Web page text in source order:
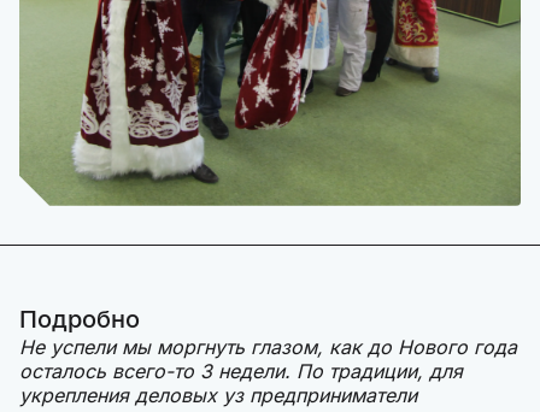
Подробно
Не успели мы моргнуть глазом, как до Нового года
осталось всего-то 3 недели. По традиции, для
укрепления деловых уз предприниматели